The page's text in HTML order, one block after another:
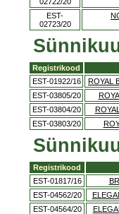
EST-
02723/20
Registrikood
EST-01922/16
ROYAL
EST-03805/20
EST-03804/20
EST-03803/20
Registrikood
EST-01817/16
EST-04562/20
EST-04564/20